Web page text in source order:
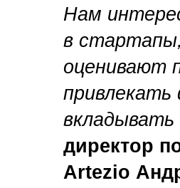
Нам
в
оценивают
привлекать
директор
Artezio